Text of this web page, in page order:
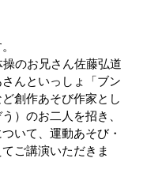
操のお兄さん佐藤弘道
さんといっしょ「ブン
創作あそび作家とし
）のお二人を招き、
いて、運動あそび・
ご講演いただきま